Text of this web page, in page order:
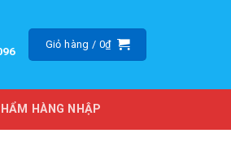
Giỏ hàng / 0₫
HÀNG NHẬP